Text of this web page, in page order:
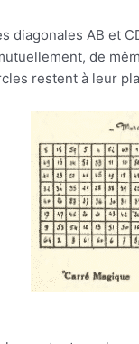
diagonales AB et
de
restent à leur